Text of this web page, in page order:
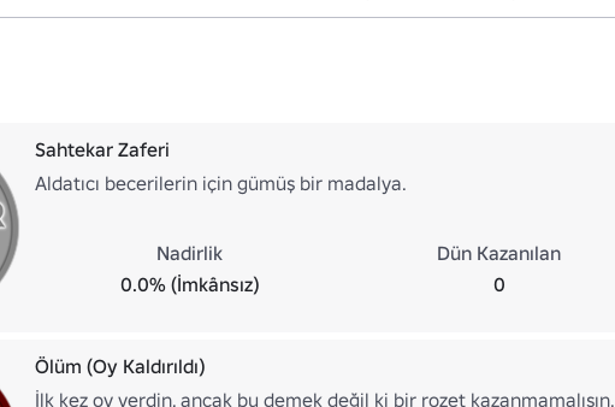
Sahtekar Zaferi
Aldatıcı becerilerin için gümüş bir madalya.
Nadirlik
0.0% (İmkânsız)
Dün Kazanılan
0
Ölüm (Oy Kaldırıldı)
İlk kez oy verdin, ancak bu demek değil ki bir rozet kazanmamalısın.